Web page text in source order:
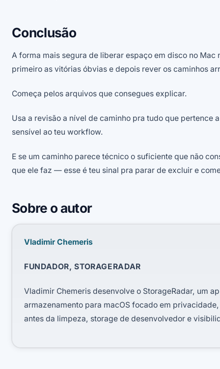
Conclusão
A forma mais segura de liberar espaço em disco no Mac
primeiro as vitórias óbvias e depois rever os caminhos
Começa pelos arquivos que consegues explicar.
Usa a revisão a nível de caminho pra tudo que pertence
sensível ao teu workflow.
E se um caminho parece técnico o suficiente que não
que ele faz — esse é teu sinal pra parar de excluir e
Sobre o autor
Vladimir Chemeris
FUNDADOR, STORAGERADAR
Vladimir Chemeris desenvolve o StorageRadar, um
armazenamento para macOS focado em
antes da limpeza, storage de desenvolvedor e